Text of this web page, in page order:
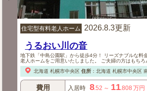
住宅型有料老人ホーム 2026.8.3更新
うるおい川の音
地下鉄「中島公園駅」から徒歩4分！ リーズナブルな料
老人ホームをご用意いたしました。 ご夫婦の方はもちろ
北海道 札幌市中央区 住所： 北海道 札幌市中央区
費用 入居時 8.52 ～ 11.808 万円